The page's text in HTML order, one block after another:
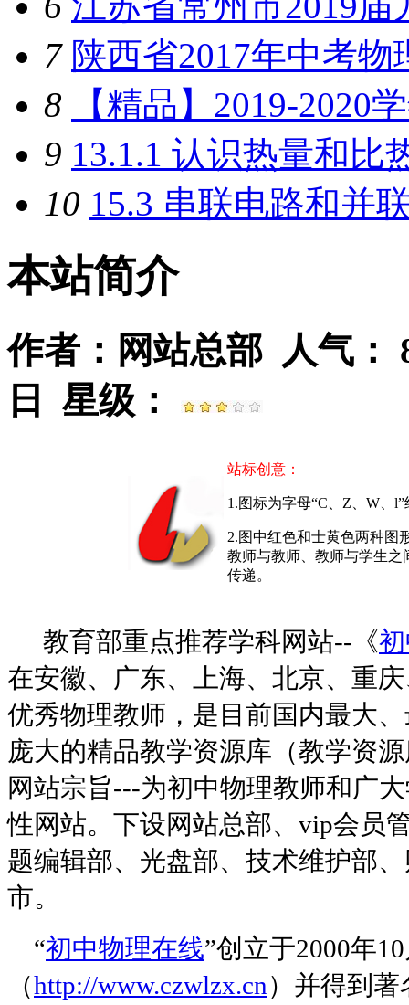
7 陕西省2017年中考
8
【精品】2019-2020
9 13.1.1 认识热量和比
10 15.3 串联电路和并
本站简介
作者：网站总部 人气：
日 星级：
站标创意：
1.图标为字母“C、Z、W、
2.图中红色和士黄色两种图
教师与教师、教师与学生
传递。
教育部重点推荐学科网站--《
在安徽、广东、上海、北京、重
优秀物理教师，是目前国内最大
庞大的精品教学资源库（教学资
网站宗旨---为初中物理教师和广
性网站。下设网站总部、vip会员
题编辑部、光盘部、技术维护部
市。
“初中物理在线”创立于2000年
（http://www.czwlzx.cn）并得到